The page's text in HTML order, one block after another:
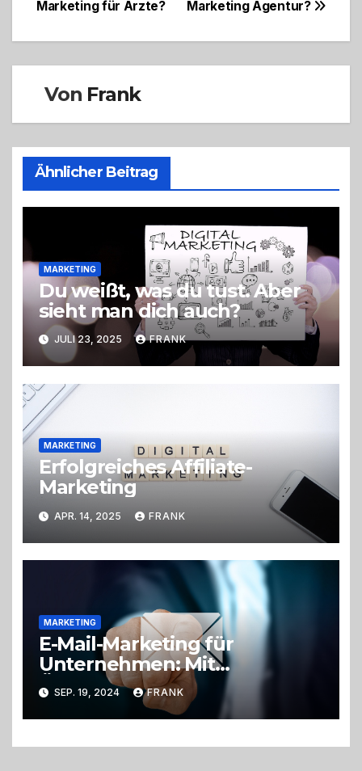
Marketing Agentur?
Marketing für Ärzte?
Von Frank
Ähnlicher Beitrag
MARKETING
Du weißt, was du tust. Aber
sieht man dich auch?
JULI 23, 2025 FRANK
MARKETING
Erfolgreiches Affiliate-
Marketing
APR. 14, 2025 FRANK
MARKETING
E-Mail-Marketing für
Unternehmen: Mit
Öffnungsraten zum Erfolg
SEP. 19, 2024 FRANK